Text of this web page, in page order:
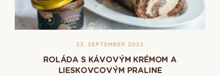
23. SEPTEMBER 2022
ROLÁDA S KÁVOVÝM KRÉMOM A
LIESKOVCOVÝM PRALINE